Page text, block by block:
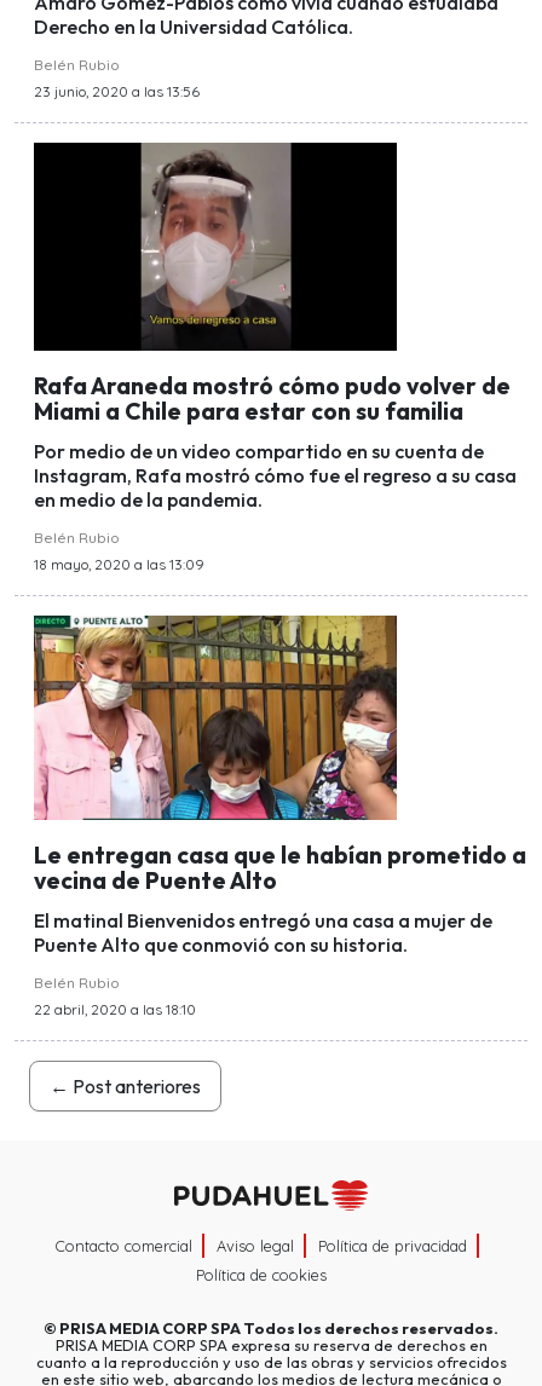
Derecho en la Universidad Católica.
Belén Rubio
23 junio, 2020 a las 13:56
Rafa Araneda mostró cómo pudo volver de
Miami a Chile para estar con su familia
Por medio de un video compartido en su cuenta de
Instagram, Rafa mostró cómo fue el regreso a su casa
en medio de la pandemia.
Belén Rubio
18 mayo, 2020 a las 13:09
Le entregan casa que le habían prometido a
vecina de Puente Alto
El matinal Bienvenidos entregó una casa a mujer de
Puente Alto que conmovió con su historia.
Belén Rubio
22 abril, 2020 a las 18:10
← Post anteriores
Contacto comercial Aviso legal
Política de privacidad
Política de cookies
© PRISA MEDIA CORP SPATodos los derechos reservados.
PRISA MEDIA CORP SPA expresa su reserva de derechos en
cuanto a la reproducción y uso de las obras y servicios ofrecidos
en este sitio web, abarcando los medios de lectura mecánica o